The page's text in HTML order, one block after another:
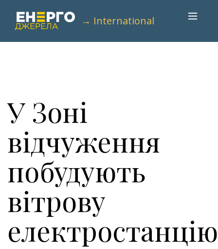
→ International
У Зоні
відчуження
побудують
вітрову
електростанцію